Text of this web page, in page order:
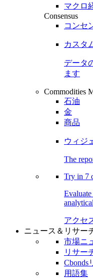
マクロ
Consensus
コンセ
カスタ
データ
ます
Commodities
石油
金
商品
ウィジ
The
Try in 7
アクセ
ニュース＆リサー
市場ニ
リサー
Cbonds
用語集